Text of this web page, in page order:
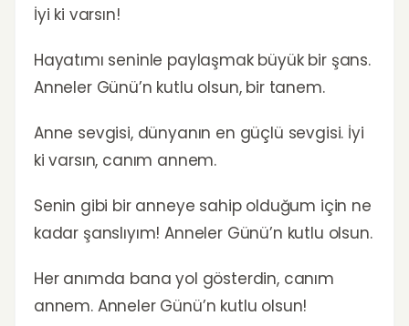
İyi ki varsın!
Hayatımı seninle paylaşmak büyük bir şans.
Anneler Günü’n kutlu olsun, bir tanem.
Anne sevgisi, dünyanın en güçlü sevgisi. İyi
ki varsın, canım annem.
Senin gibi bir anneye sahip olduğum için ne
kadar şanslıyım! Anneler Günü’n kutlu olsun.
Her anımda bana yol gösterdin, canım
annem. Anneler Günü’n kutlu olsun!